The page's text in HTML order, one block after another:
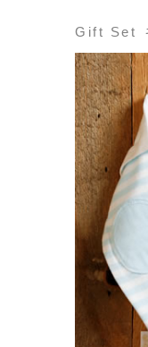
Gift Set